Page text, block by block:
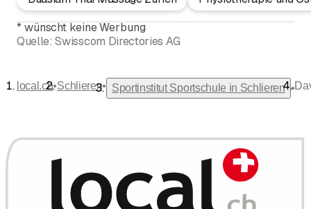
* wünscht keine Werbung
Quelle: Swisscom Directories AG
local.ch•Schlieren• Sportinstitut Sportschule in Schlieren •